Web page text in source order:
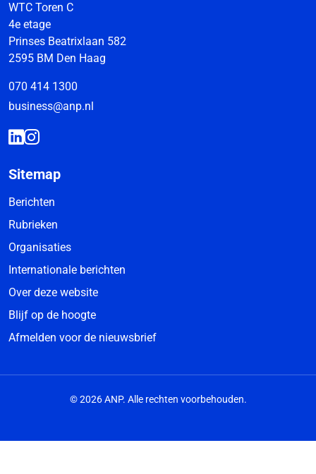
WTC Toren C
4e etage
Prinses Beatrixlaan 582
2595 BM Den Haag
070 414 1300
business@anp.nl
Sitemap
Berichten
Rubrieken
Organisaties
Internationale berichten
Over deze website
Blijf op de hoogte
Afmelden voor de nieuwsbrief
© 2026 ANP. Alle rechten voorbehouden.